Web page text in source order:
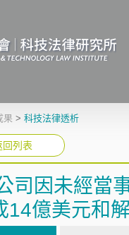
果 > 科技法律透析
回列表
司因未經當
14億美元和